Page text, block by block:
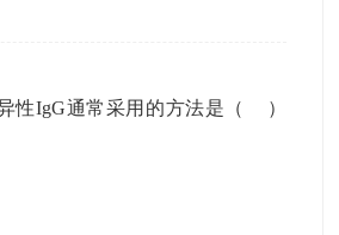
性IgG通常采用的方法是（ ）